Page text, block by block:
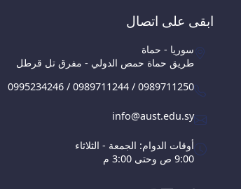
ابقى على اتصال
سوريا - حماة
طريق حماة حمص الدولي - مفرق تل قرطل
0995234246 / 0989711244 / 0989711250
info@aust.edu.sy
أوقات الدوام: الجمعة - الثلاثاء
9:00 ص وحتى 3:00 م